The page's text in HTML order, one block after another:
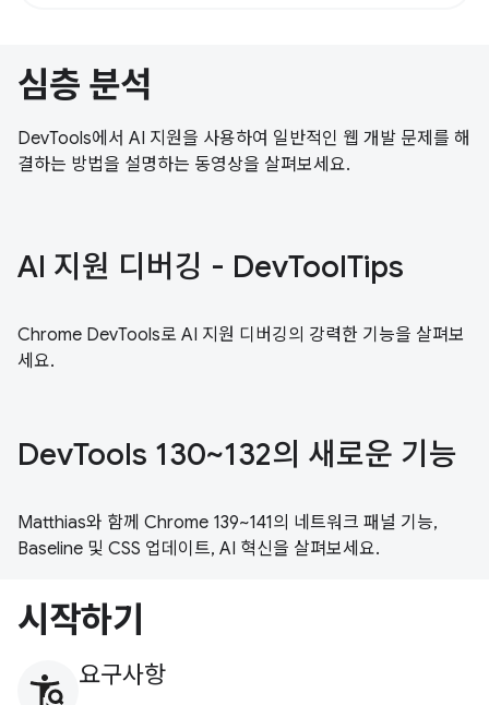
심층 분석
DevTools에서 AI 지원을 사용하여 일반적인 웹 개발 문제를 해
결하는 방법을 설명하는 동영상을 살펴보세요.
AI 지원 디버깅 - DevToolTips
Chrome DevTools로 AI 지원 디버깅의 강력한 기능을 살펴보
세요.
DevTools 130~132의 새로운 기능
Matthias와 함께 Chrome 139~141의 네트워크 패널 기능,
Baseline 및 CSS 업데이트, AI 혁신을 살펴보세요.
시작하기
요구사항